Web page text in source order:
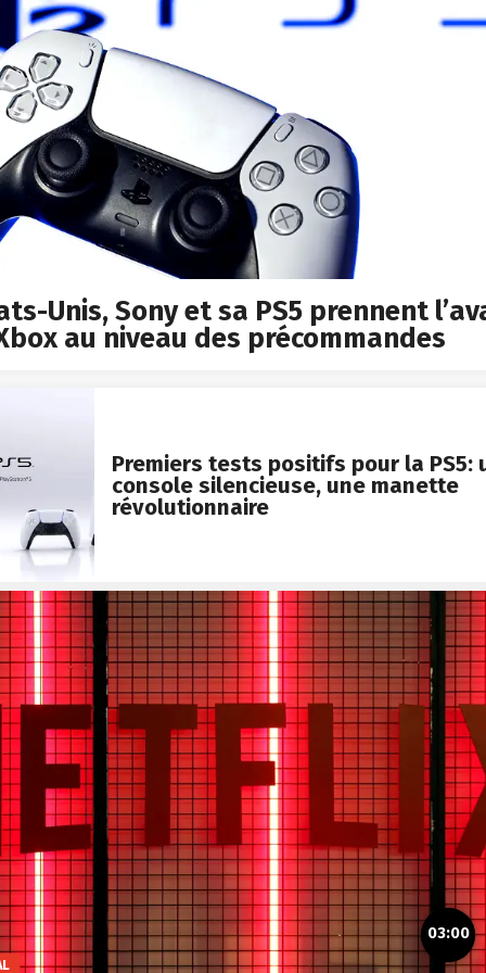
Unis, Sony et sa PS5 prennent
au niveau des précommandes
Premiers tests positifs pour la PS5:
console silencieuse, une manette
révolutionnaire
03:00